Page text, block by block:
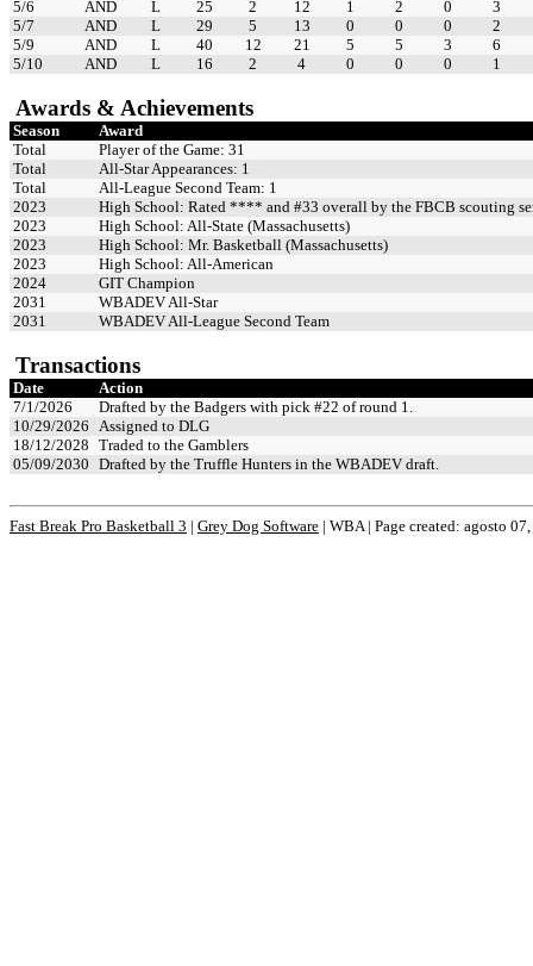
5/6
AND L 25 2 12 1 2 0
3
5/7
AND L 29 5 13 0 0 0
2
5/9
AND L 40 12 21 5 5 3
6
5/10
AND L 16 2 4 0 0 0 1
Awards & Achievements
Season
Award
Total
Player of the Game: 31
Total
All-Star Appearances: 1
Total
All-League Second Team: 1
2023
High School: Rated **** and #33 overall by the FBCB scouting
2023
High School: All-State (Massachusetts)
2023
High School: Mr. Basketball (Massachusetts)
2023
High School: All-American
2024
GIT Champion
2031
WBADEV All-Star
2031
WBADEV All-League Second Team
Transactions
Date
Action
7/1/2026
Drafted by the Badgers with pick #22 of round 1.
10/29/2026 Assigned to DLG
18/12/2028 Traded to the Gamblers
05/09/2030 Drafted by the Truffle Hunters in the WBADEV draft.
Fast Break Pro Basketball 3 | Grey Dog Software | WBA | Page created: agosto